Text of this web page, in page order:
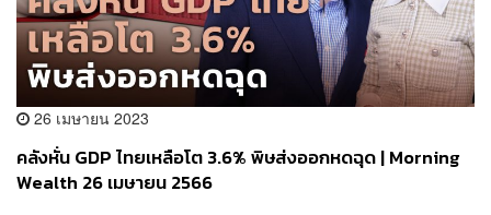
26 เมษายน 2023
คลังหั่น GDP ไทยเหลือโต 3.6% พิษส่งออกหดฉุด | Morning
Wealth 26 เมษายน 2566